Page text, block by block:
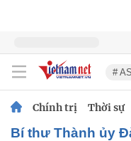
#
Chính trị Thời sự
Bí thư Thành ủy